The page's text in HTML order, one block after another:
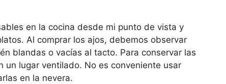
en la cocina desde mi punto de vista y
Al comprar los ajos, debemos observar
blandas o vacías al tacto. Para conservar las
un lugar ventilado. No es conveniente usar
en la nevera.